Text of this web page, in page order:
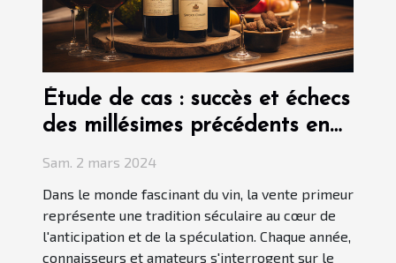
Étude de cas : succès et échecs
des millésimes précédents en
Sam. 2 mars 2024
Dans le monde fascinant du vin, la vente primeur
représente une tradition séculaire au cœur de
l'anticipation et de la spéculation. Chaque année,
connaisseurs et amateurs s'interrogent sur le